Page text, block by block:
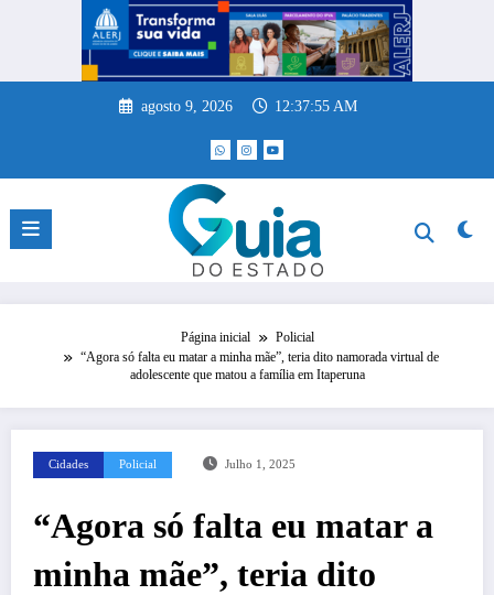
agosto 9, 2026 12:37:55 AM
Página inicial
Policial
“Agora só falta eu matar a minha mãe”, teria dito namorada virtual de
adolescente que matou a família em Itaperuna
Cidades Policial Julho 1, 2025
“Agora só falta eu matar a
minha mãe”, teria dito